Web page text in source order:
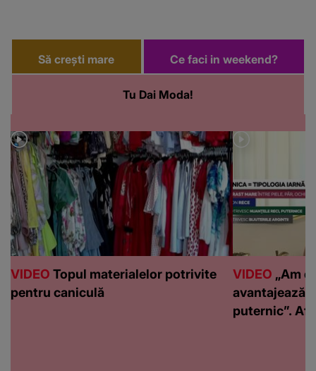
Să crești mare
Tu Dai Moda!
Ce faci in weekend?
VIDEO Topul materialelor potrivite
pentru caniculă
VIDEO „Am
avantajează
puternic”.